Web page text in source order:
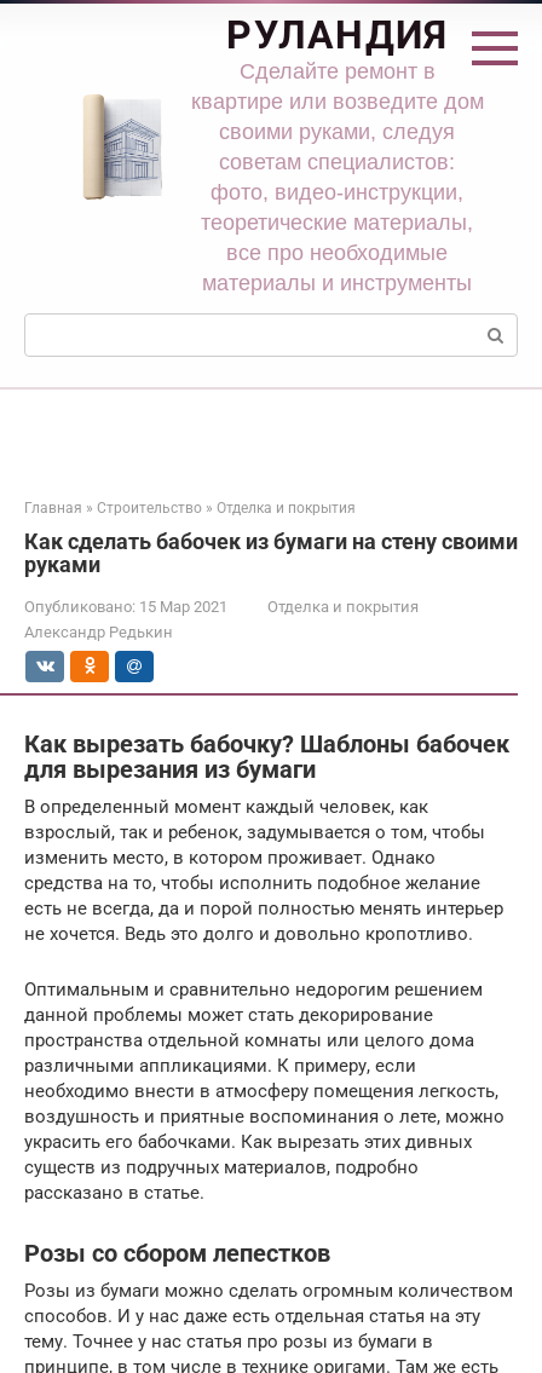
Перейти
РУЛАНДИЯ
Сделайте ремонт в
квартире или возведите дом
своими руками, следуя
советам специалистов:
фото, видео-инструкции,
теоретические материалы,
все про необходимые
материалы и инструменты
Поиск:
Главная » Строительство » Отделка и покрытия
Как сделать бабочек из бумаги на стену своими
руками
Опубликовано: 15 Мар 2021
Отделка и покрытия
Александр Редькин
Как вырезать бабочку? Шаблоны бабочек
для вырезания из бумаги
В определенный момент каждый человек, как
взрослый, так и ребенок, задумывается о том, чтобы
изменить место, в котором проживает. Однако
средства на то, чтобы исполнить подобное желание
есть не всегда, да и порой полностью менять интерьер
не хочется. Ведь это долго и довольно кропотливо.
Оптимальным и сравнительно недорогим решением
данной проблемы может стать декорирование
пространства отдельной комнаты или целого дома
различными аппликациями. К примеру, если
необходимо внести в атмосферу помещения легкость,
воздушность и приятные воспоминания о лете, можно
украсить его бабочками. Как вырезать этих дивных
существ из подручных материалов, подробно
рассказано в статье.
Розы со сбором лепестков
Розы из бумаги можно сделать огромным количеством
способов. И у нас даже есть отдельная статья на эту
тему. Точнее у нас статья про розы из бумаги в
принципе, в том числе в технике оригами. Там же есть